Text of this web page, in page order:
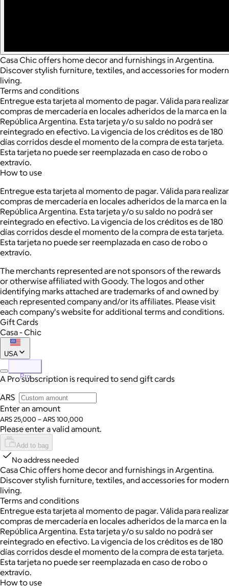
Casa Chic offers home decor and furnishings in Argentina.
Discover stylish furniture, textiles, and accessories for modern
living.
Terms and conditions
Entregue esta tarjeta al momento de pagar. Válida para realizar
compras de mercadería en locales adheridos de la marca en la
República Argentina. Esta tarjeta y/o su saldo no podrá ser
reintegrado en efectivo. La vigencia de los créditos es de 180
días corridos desde el momento de la compra de esta tarjeta.
Esta tarjeta no puede ser reemplazada en caso de robo o
extravío.
How to use
Entregue esta tarjeta al momento de pagar. Válida para realizar
compras de mercadería en locales adheridos de la marca en la
República Argentina. Esta tarjeta y/o su saldo no podrá ser
reintegrado en efectivo. La vigencia de los créditos es de 180
días corridos desde el momento de la compra de esta tarjeta.
Esta tarjeta no puede ser reemplazada en caso de robo o
extravío.
The merchants represented are not sponsors of the rewards
or otherwise affiliated with Goody. The logos and other
identifying marks attached are trademarks of and owned by
each represented company and/or its affiliates. Please visit
each company's website for additional terms and conditions.
Gift Cards
Casa - Chic
USA
Pro
A Pro subscription is required to send gift cards
ARS
Enter an amount
ARS 25,000 – ARS 100,000
Please enter a valid amount.
Add to bag
No address needed
Casa Chic offers home decor and furnishings in Argentina.
Discover stylish furniture, textiles, and accessories for modern
living.
Terms and conditions
Entregue esta tarjeta al momento de pagar. Válida para realizar
compras de mercadería en locales adheridos de la marca en la
República Argentina. Esta tarjeta y/o su saldo no podrá ser
reintegrado en efectivo. La vigencia de los créditos es de 180
días corridos desde el momento de la compra de esta tarjeta.
Esta tarjeta no puede ser reemplazada en caso de robo o
extravío.
How to use